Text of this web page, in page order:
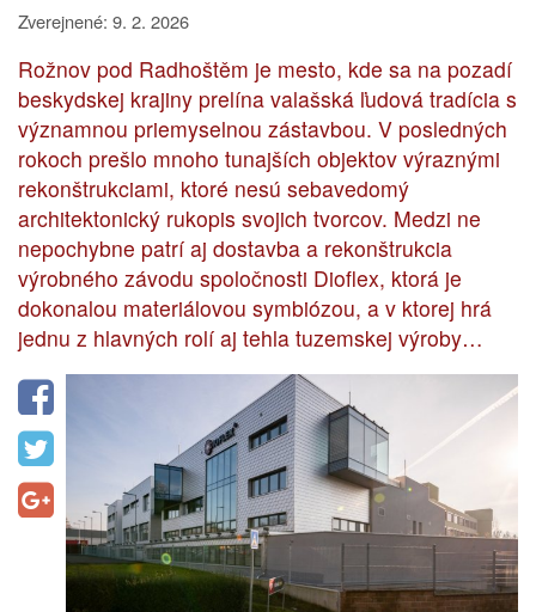
Zverejnené: 9. 2. 2026
Rožnov pod Radhoštěm je mesto, kde sa na pozadí
beskydskej krajiny prelína valašská ľudová tradícia s
významnou priemyselnou zástavbou. V posledných
rokoch prešlo mnoho tunajších objektov výraznými
rekonštrukciami, ktoré nesú sebavedomý
architektonický rukopis svojich tvorcov. Medzi ne
nepochybne patrí aj dostavba a rekonštrukcia
výrobného závodu spoločnosti Dioflex, ktorá je
dokonalou materiálovou symbiózou, a v ktorej hrá
jednu z hlavných rolí aj tehla tuzemskej výroby…